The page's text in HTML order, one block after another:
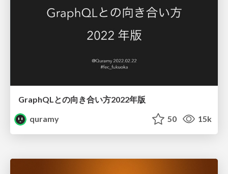
GraphQLとの向き合い方2022年版
quramy
50 15k